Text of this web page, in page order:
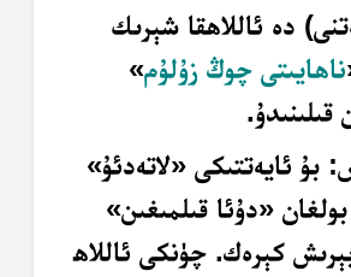
دە ئاللاھقا شېرىك
ناھايىتى چوڭ زۇلۇم»
قىلىنىدۇ.
بۇ ئايەتتىكى «لاتەدئۇ»
«دۇئا قىلمىغىن»
كېرەك. چۈنكى ئاللاھ